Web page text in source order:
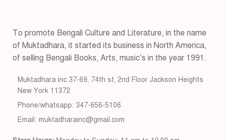
To promote Bengali Culture and Literature, in the name
of Muktadhara, it started its business in North America,
of selling Bengali Books, Arts, music’s in the year 1991.
Muktadhara inc 37-69, 74th st, 2nd Floor Jackson Heights
New York 11372
Phone/whatsapp: 347-656-5106
Email: muktadharainc@gmail.com